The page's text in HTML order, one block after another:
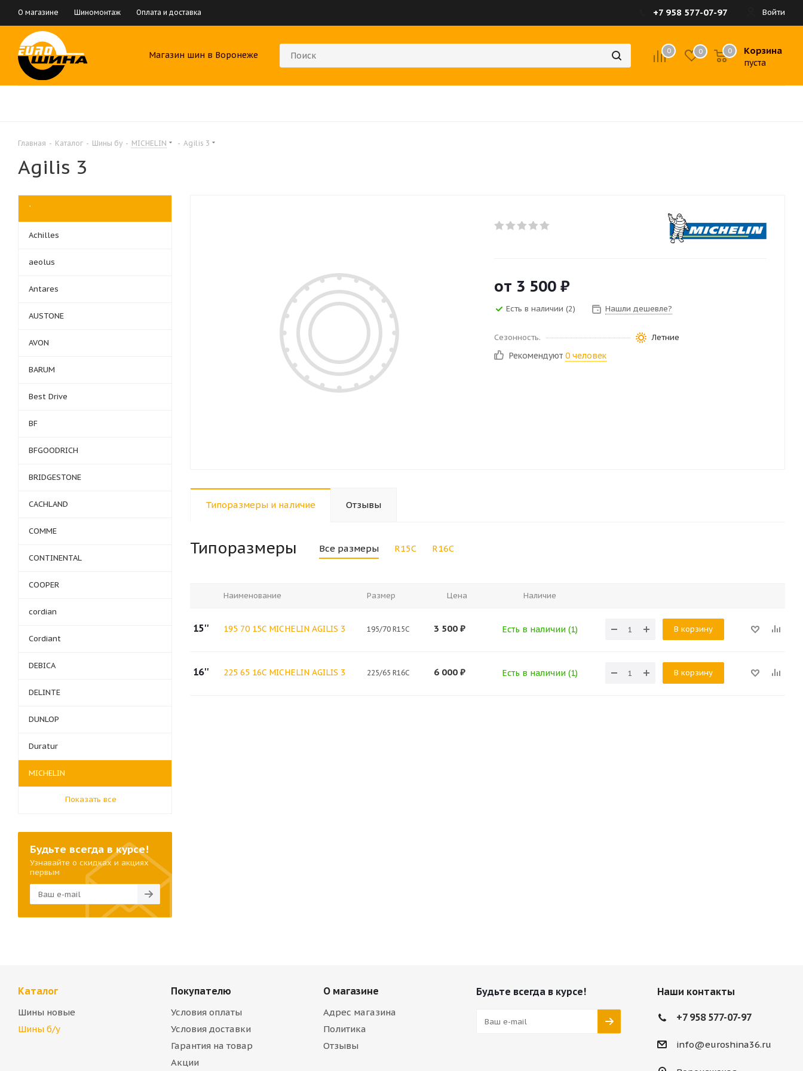
О магазине Шиномонтаж Оплата и доставка Войти
+7 958 577-07-97
Магазин шин в Воронеже 0 0 Корзина
пуста
0
Главная - Каталог - Шины бу - MICHELIN - Agilis 3
Agilis 3
от 3 500 ₽
Есть в наличии (2) Нашли дешевле?
Сезонность. Летние
Рекомендуют 0 человек
Типоразмеры и наличие Отзывы
Типоразмеры Все размеры R15C R16C
Наименование Размер Цена Наличие
15'' 195 70 15C MICHELIN AGILIS 3 195/70 R15C 3 500 ₽ Есть в наличии (1) В корзину
16'' 225 65 16C MICHELIN AGILIS 3 225/65 R16C 6 000 ₽ Есть в наличии (1) В корзину
`
Achilles
aeolus
Antares
AUSTONE
AVON
BARUM
Best Drive
BF
BFGOODRICH
BRIDGESTONE
CACHLAND
COMME
CONTINENTAL
COOPER
cordian
Cordiant
DEBICA
DELINTE
DUNLOP
Duratur
MICHELIN
Показать все
Будьте всегда в курсе!
Узнавайте о скидках и акциях
первым
Каталог
Шины новые
Шины б/у
Покупателю
Условия оплаты
Условия доставки
Гарантия на товар
Акции
О магазине
Адрес магазина
Политика
Отзывы
Будьте всегда в курсе! Наши контакты
+7 958 577-07-97
info@euroshina36.ru